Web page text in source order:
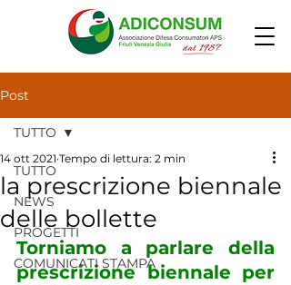
Post
TUTTO
NEWS
PROGETTI
COMUNICATI STAMPA
TUTTO
la prescrizione biennale
delle bollette
14 ott 2021 Tempo di lettura: 2 min
Torniamo a parlare della
prescrizione biennale per